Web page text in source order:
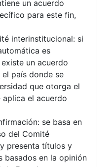
un acuerdo
para este fin,
interinstitucional: si
es
un acuerdo
país donde se
que otorga el
el acuerdo
se basa en
del Comité
presenta títulos y
basados ​​en la opinión